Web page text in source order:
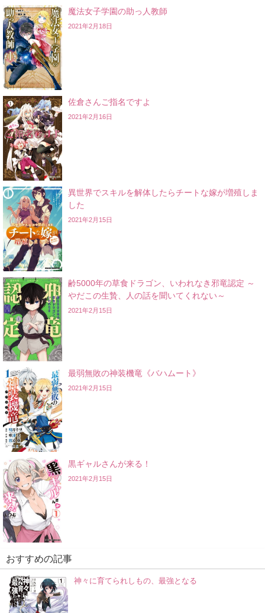
魔法女子学園の助っ人教師
2021年2月18日
佐倉さんご指名ですよ
2021年2月16日
異世界でスキルを解体したらチートな嫁が増殖しま
した
2021年2月15日
齢5000年の草食ドラゴン、いわれなき邪竜認定 ～
やだこの生贄、人の話を聞いてくれない～
2021年2月15日
最弱無敗の神装機竜《バハムート》
2021年2月15日
黒ギャルさんが来る！
2021年2月15日
おすすめの記事
神々に育てられしもの、最強となる